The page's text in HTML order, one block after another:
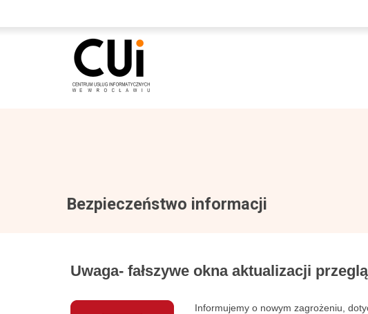
Bezpieczeństwo informacji
Uwaga- fałszywe okna aktualizacji
Informujemy o nowym zagrożeniu,